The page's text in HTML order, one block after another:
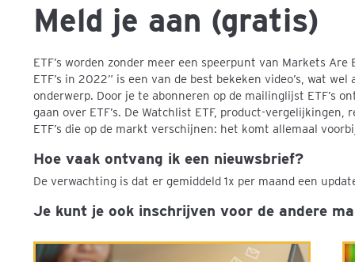
Meld je aan (gratis)
ETF’s worden zonder meer een speerpunt van Markets
ETF’s in 2022” is een van de best bekeken video’s, wat
onderwerp. Door je te abonneren op de mailinglijst ETF’s
gaan over ETF’s. De Watchlist ETF, product-
ETF’s die op de markt verschijnen: het komt allemaal
Hoe vaak ontvang ik een nieuwsbrief?
De verwachting is dat er gemiddeld 1x per maand een
Je kunt je ook inschrijven voor de andere